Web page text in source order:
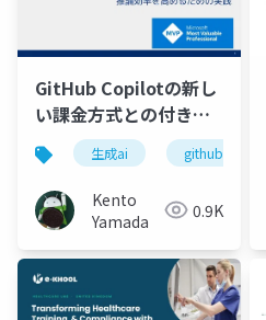
GitHub Copilotの新し
い課金方式との付き合
い方 - 推論効率を高め
るための実践
生成ai github
Kento
Yamada
0.9K